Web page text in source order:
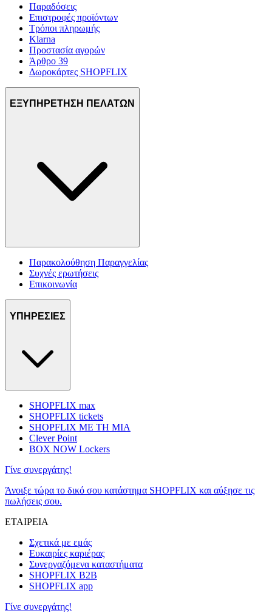
Παραδόσεις
Επιστροφές προϊόντων
Τρόποι πληρωμής
Klarna
Προστασία αγορών
Άρθρο 39
Δωροκάρτες SHOPFLIX
ΕΞΥΠΗΡΕΤΗΣΗ ΠΕΛΑΤΩΝ
Παρακολούθηση Παραγγελίας
Συχνές ερωτήσεις
Επικοινωνία
ΥΠΗΡΕΣΙΕΣ
SHOPFLIX max
SHOPFLIX tickets
SHOPFLIX ΜΕ ΤΗ ΜΙΑ
Clever Point
BOX NOW Lockers
Γίνε συνεργάτης!
Άνοιξε τώρα το δικό σου κατάστημα SHOPFLIX και αύξησε τις
πωλήσεις σου.
ΕΤΑΙΡΕΙΑ
Σχετικά με εμάς
Ευκαιρίες καριέρας
Συνεργαζόμενα καταστήματα
SHOPFLIX B2B
SHOPFLIX app
Γίνε συνεργάτης!